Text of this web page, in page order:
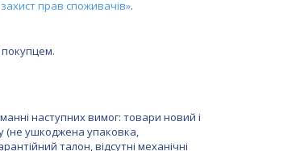
прав споживачів».
наступних вимог: товари новий і
(не ушкоджена упаковка,
талон, відсутні механічні